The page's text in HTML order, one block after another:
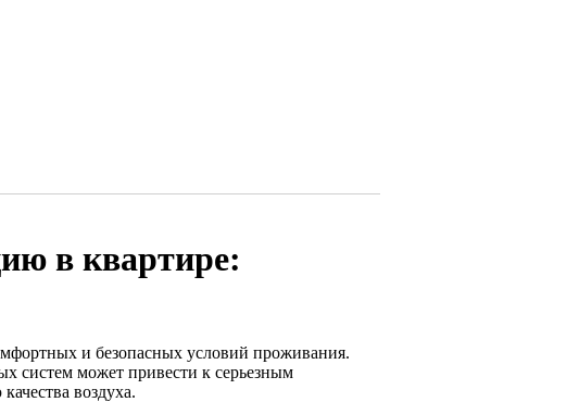
в квартире:
и безопасных условий проживания.
систем может привести к серьезным
воздуха.